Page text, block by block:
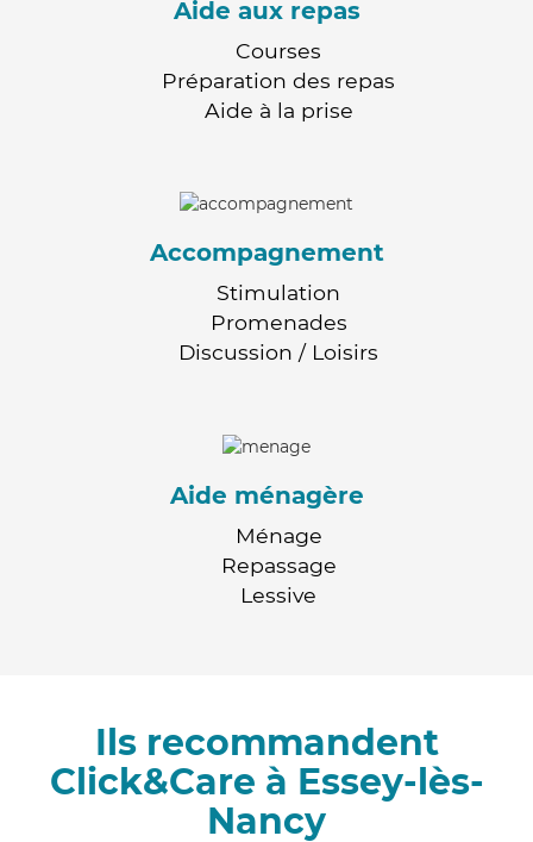
Aide aux repas
Courses
Préparation des repas
Aide à la prise
Accompagnement
Stimulation
Promenades
Discussion / Loisirs
Aide ménagère
Ménage
Repassage
Lessive
Ils recommandent
Click&Care à Essey-lès-
Nancy